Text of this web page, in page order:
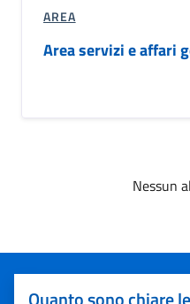
AREA
Area servizi e affari
Nessun